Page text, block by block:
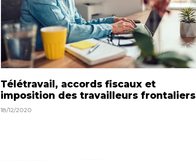
Télétravail, accords fiscaux et
imposition des travailleurs frontaliers
18/12/2020